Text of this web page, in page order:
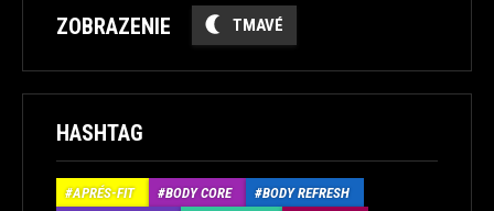
ZOBRAZENIE TMAVÉ
HASHTAG
APRÉS-FIT BODY CORE
BODY REFRESH